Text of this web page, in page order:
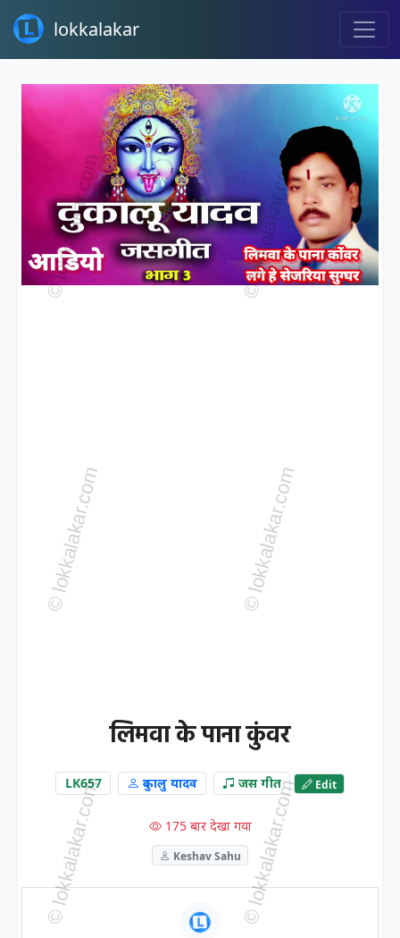
lokkalakar
लिमवा के पाना कुंवर
LK657 दुकालु यादव जस गीत Edit
175 बार देखा गया
Keshav Sahu